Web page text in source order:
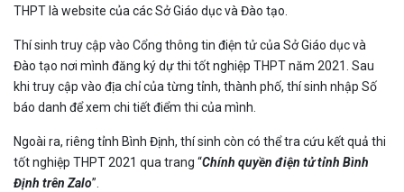
THPT là website của các Sở Giáo dục và Đào tạo.
Thí sinh truy cập vào Cổng thông tin điện tử của Sở Giáo dục và
Đào tạo nơi mình đăng ký dự thi tốt nghiệp THPT năm 2021. Sau
khi truy cập vào địa chỉ của từng tỉnh, thành phố, thí sinh nhập Số
báo danh để xem chi tiết điểm thi của mình.
Ngoài ra, riêng tỉnh Bình Định, thí sinh còn có thể tra cứu kết quả thi
tốt nghiệp THPT 2021 qua trang “Chính quyền điện tử tỉnh Bình
Định trên Zalo”.